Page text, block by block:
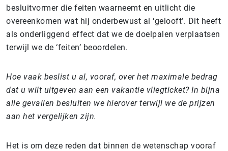
besluitvormer die feiten waarneemt en uitlicht die
overeenkomen wat hij onderbewust al ‘gelooft’. Dit heeft
als onderliggend effect dat we de doelpalen verplaatsen
terwijl we de ‘feiten’ beoordelen.
Hoe vaak beslist u al, vooraf, over het maximale bedrag
dat u wilt uitgeven aan een vakantie vliegticket? In bijna
alle gevallen besluiten we hierover terwijl we de prijzen
aan het vergelijken zijn.
Het is om deze reden dat binnen de wetenschap vooraf